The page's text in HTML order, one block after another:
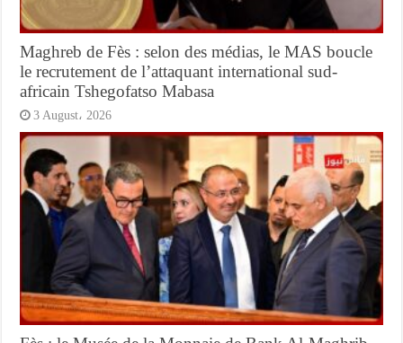
Maghreb de Fès : selon des médias, le MAS boucle
le recrutement de l’attaquant international sud-
africain Tshegofatso Mabasa
3 August، 2026